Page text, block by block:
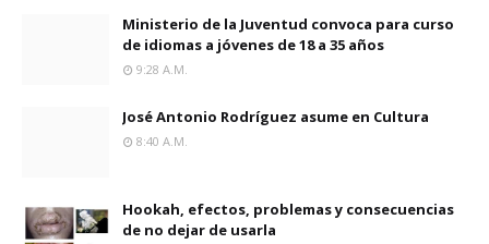
Ministerio de la Juventud convoca para curso
de idiomas a jóvenes de 18 a 35 años
9:28 A.m.
José Antonio Rodríguez asume en Cultura
8:40 A.m.
Hookah, efectos, problemas y consecuencias
de no dejar de usarla